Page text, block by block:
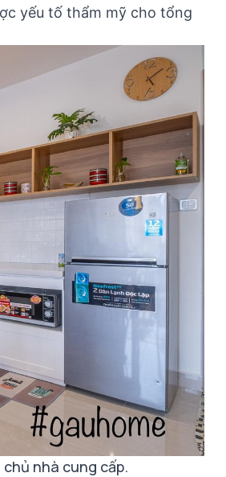
yếu tố thẩm mỹ cho tổng
nhà cung cấp.